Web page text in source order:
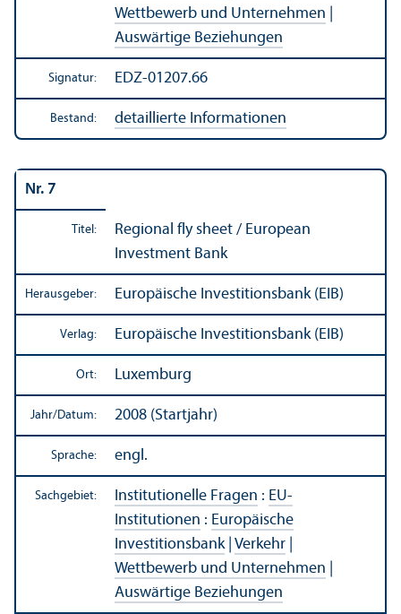
Wettbewerb und Unter­nehmen
Auswärtige Beziehungen
Signatur: EDZ-01207.66
Bestand: detaillierte Informationen
Nr. 7
Titel:
Regional fly sheet / European
Investment Bank
Herausgeber: Europäische Investitions­bank (EIB)
Verlag: Europäische Investitions­bank (EIB)
Ort: Luxemburg
Jahr/Datum: 2008 (Startjahr)
Sprache: engl.
Sachgebiet: Institutionelle Fragen : EU-
Institutionen : Europäische
Investitions­bank| Verkehr
Wettbewerb und Unter­nehmen
Auswärtige Beziehungen